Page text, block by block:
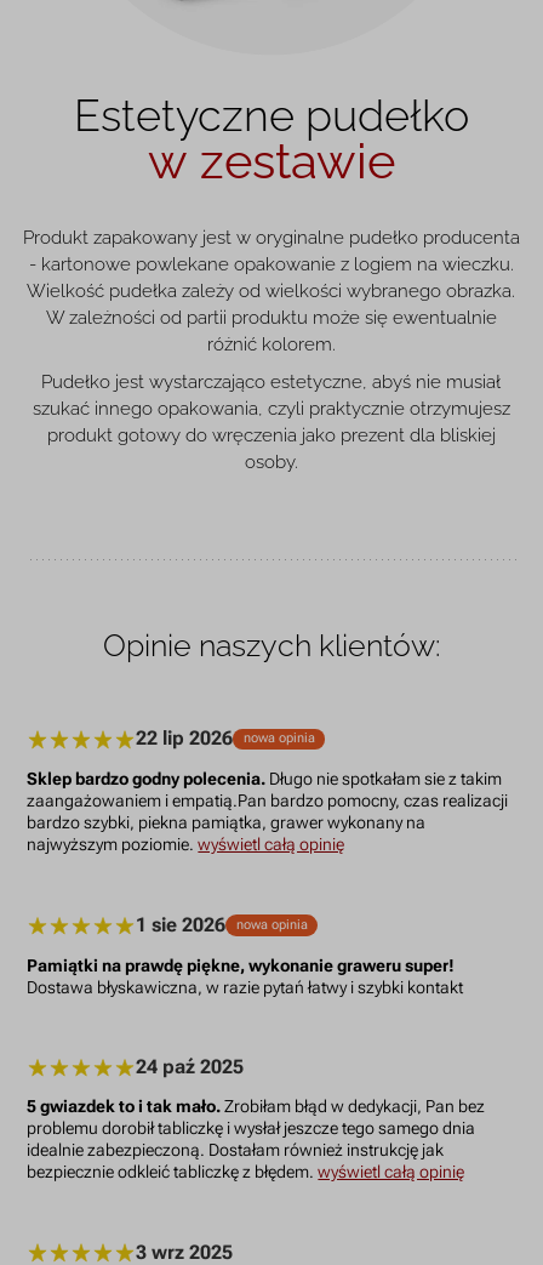
Estetyczne pudełko
w zestawie
Produkt zapakowany jest w oryginalne pudełko producenta
- kartonowe powlekane opakowanie z logiem na wieczku.
Wielkość pudełka zależy od wielkości wybranego obrazka.
W zależności od partii produktu może się ewentualnie
różnić kolorem.
Pudełko jest wystarczająco estetyczne, abyś nie musiał
szukać innego opakowania, czyli praktycznie otrzymujesz
produkt gotowy do wręczenia jako prezent dla bliskiej
osoby.
Opinie naszych klientów:
22 lip 2026 nowa opinia
Sklep bardzo godny polecenia. Długo nie spotkałam sie z takim
zaangażowaniem i empatią.Pan bardzo pomocny, czas realizacji
bardzo szybki, piekna pamiątka, grawer wykonany na
najwyższym poziomie.wyświetl całą opinię
1 sie 2026 nowa opinia
Pamiątki na prawdę piękne, wykonanie graweru super!
Dostawa błyskawiczna, w razie pytań łatwy i szybki kontakt
24 paź 2025
5 gwiazdek to i tak mało.Zrobiłam błąd w dedykacji, Pan bez
problemu dorobił tabliczkę i wysłał jeszcze tego samego dnia
idealnie zabezpieczoną. Dostałam również instrukcję jak
bezpiecznie odkleić tabliczkę z błędem.wyświetl całą opinię
3 wrz 2025